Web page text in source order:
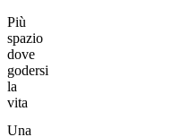
Più
spazio
dove
godersi
la
vita
Una